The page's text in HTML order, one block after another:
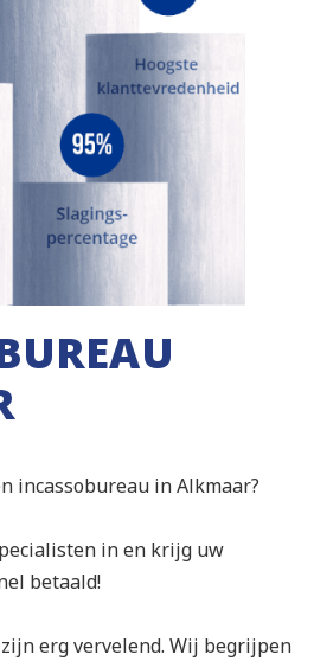
incassobureau in Alkmaar?
in en krijg uw
betaald!
erg vervelend. Wij begrijpen